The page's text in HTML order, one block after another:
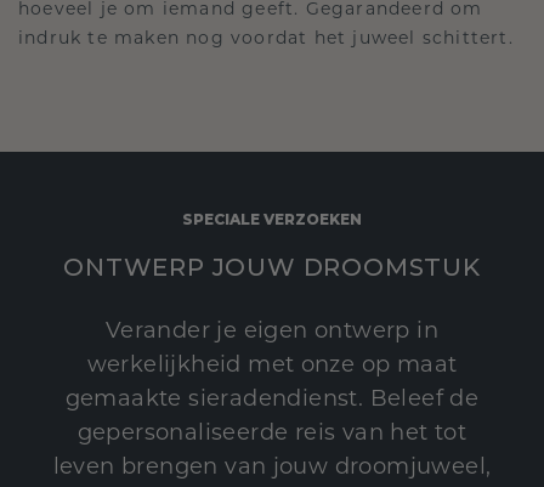
hoeveel je om iemand geeft. Gegarandeerd om
indruk te maken nog voordat het juweel schittert.
SPECIALE VERZOEKEN
ONTWERP JOUW DROOMSTUK
Verander je eigen ontwerp in
werkelijkheid met onze op maat
gemaakte sieradendienst. Beleef de
gepersonaliseerde reis van het tot
leven brengen van jouw droomjuweel,